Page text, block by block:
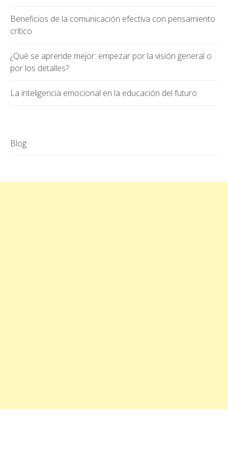
Beneficios de la comunicación efectiva con pensamiento
crítico
¿Qué se aprende mejor: empezar por la visión general o
por los detalles?
La inteligencia emocional en la educación del futuro
Blog